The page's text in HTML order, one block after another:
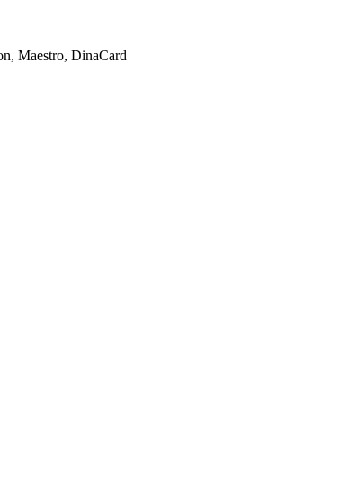
Maestro, DinaCard